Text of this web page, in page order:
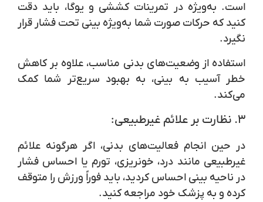
است. به‌ویژه در تمرینات کششی و یوگا، باید دقت
کنید که حرکات صورت شما به‌ویژه بینی تحت فشار قرار
نگیرد.
استفاده از وضعیت‌های بدنی مناسب، علاوه بر کاهش
خطر آسیب به بینی، به بهبود سریع‌تر شما کمک
می‌کند.
۳. نظارت بر علائم غیرطبیعی:
در حین انجام فعالیت‌های بدنی، اگر هرگونه علائم
غیرطبیعی مانند درد، خونریزی، تورم یا احساس فشار
در ناحیه بینی احساس کردید، باید فوراً ورزش را متوقف
کرده و به پزشک خود مراجعه کنید.